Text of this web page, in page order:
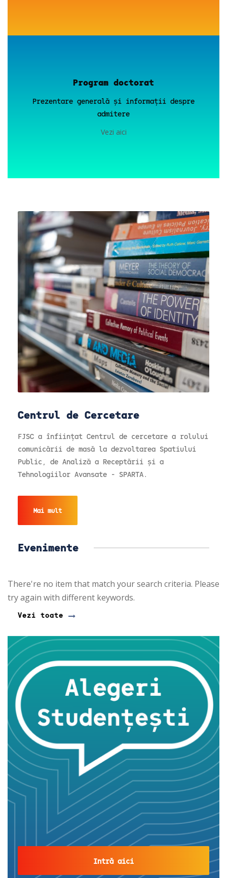
Program doctorat
Prezentare generală și informații despre
admitere
Vezi aici
Centrul de Cercetare
FJSC a înființat Centrul de cercetare a rolului
comunicării de masă la dezvoltarea Spatiului
Public, de Analiză a Receptării și a
Tehnologiilor Avansate - SPARTA.
Mai mult
Evenimente
There're no item that match your search criteria. Please
try again with different keywords.
Vezi toate
Intră aici